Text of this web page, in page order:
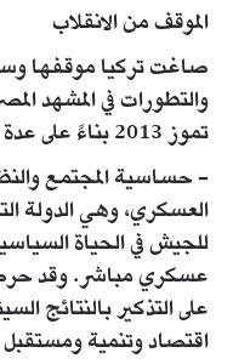
الموقف من الانقلاب
صاغت تركيا موقفها
والتطورات في المشهد
تموز 2013 بناءً على عدة مسوغات وأسباب، أهمها:
- حساسية المجتمع
العسكري، وهي الدولة
للجيش في الحياة
عسكري مباشر. وقد حرصت
على التذكير بالنتائج
اقتصاد وتنمية ومستقبل